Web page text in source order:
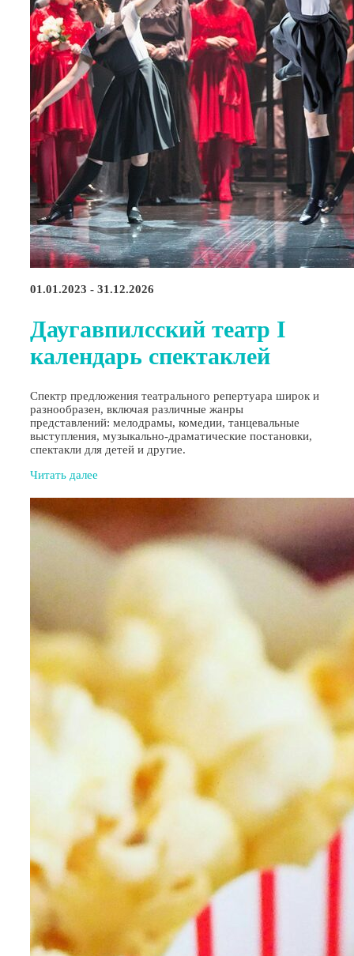
01.01.2023 - 31.12.2026
Даугавпилсский театр I
календарь спектаклей
Спектр предложения театрального репертуара широк и
разнообразен, включая различные жанры
представлений: мелодрамы, комедии, танцевальные
выступления, музыкально-драматические постановки,
спектакли для детей и другие.
Читать далее